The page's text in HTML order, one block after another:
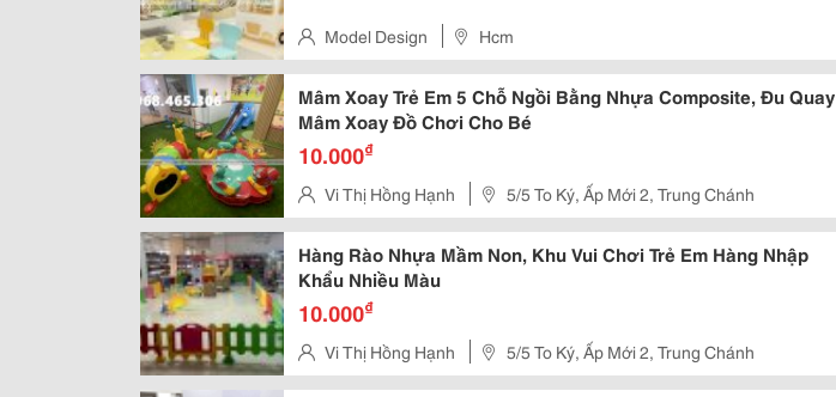
Hấp Dẫn. Tuy Nhiên, Để Thành Công Trong...
Model Design Hcm
Mâm Xoay Trẻ Em 5 Chỗ Ngồi Bằng Nhựa Composite, Đu Quay
Mâm Xoay Đồ Chơi Cho Bé
10.000₫
Vi Thị Hồng Hạnh 5/5 To Ký, Ấp Mới 2, Trung Chánh
Hàng Rào Nhựa Mầm Non, Khu Vui Chơi Trẻ Em Hàng Nhập
Khẩu Nhiều Màu
10.000₫
Vi Thị Hồng Hạnh 5/5 To Ký, Ấp Mới 2, Trung Chánh